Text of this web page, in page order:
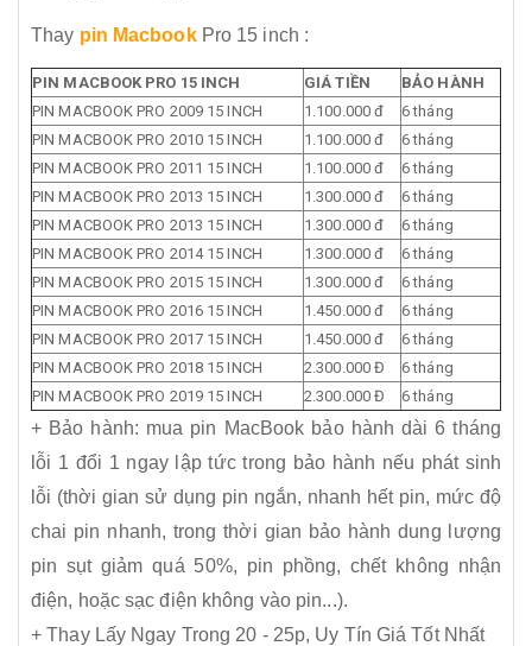
Thay pin MacbookPro 15 inch :
PIN MACBOOK PRO 15 INCH GIÁ TIỀN
BẢO HÀNH
PIN MACBOOK PRO 2009 15 INCH
1.100.000 đ
6 tháng
PIN MACBOOK PRO 2010 15 INCH
1.100.000 đ
6 tháng
PIN MACBOOK PRO 2011 15 INCH
1.100.000 đ
6 tháng
PIN MACBOOK PRO 2013 15 INCH
1.300.000 đ
6 tháng
PIN MACBOOK PRO 2013 15 INCH
1.300.000 đ
6 tháng
PIN MACBOOK PRO 2014 15 INCH
1.300.000 đ
6 tháng
PIN MACBOOK PRO 2015 15 INCH
1.300.000 đ
6 tháng
PIN MACBOOK PRO 2016 15 INCH
1.450.000 đ
6 tháng
PIN MACBOOK PRO 2017 15 INCH
1.450.000 đ
6 tháng
PIN MACBOOK PRO 2018 15 INCH
2.300.000 Đ
6 tháng
PIN MACBOOK PRO 2019 15 INCH
2.300.000 Đ 6 tháng
+ Bảo hành: mua pin MacBook bảo hành dài 6 tháng
lỗi 1 đổi 1 ngay lập tức trong bảo hành nếu phát sinh
lỗi (thời gian sử dụng pin ngắn, nhanh hết pin, mức độ
chai pin nhanh, trong thời gian bảo hành dung lượng
pin sụt giảm quá 50%, pin phồng, chết không nhận
điện, hoặc sạc điện không vào pin...).
+ Thay Lấy Ngay Trong 20 - 25p, Uy Tín Giá Tốt Nhất